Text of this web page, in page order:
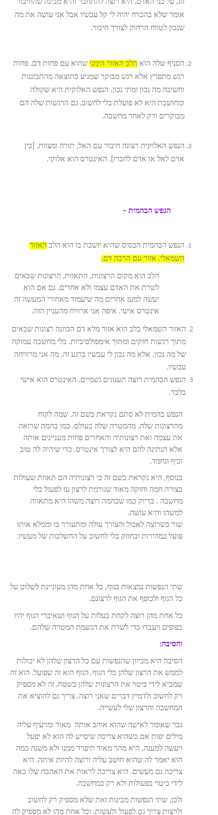
זוג, על בני האדם. היא רוצה להתחבר והיא מבינה שהחיבור
אומר שלא בהכרח יהיה לי קל עכשיו אבל אני עושה את מה
שנכון לטווח הרחוק לצורך חיבור.
הסניף שלה הוא הלב האזור הימני שהוא עם פחות דם. פחות
רגש מתפרץ אלא רגש מבוקר שמגיע כתוצאה מהתבוננות
וחשיבה מה נכון ומתי נכון. הנפש האלוקית היא שקולה
ומחושבת היא לא פועלת בלי לחשוב. גם הרגשות שלה הם
מבוקרים ורק לאחר מחשבה.
הנפש האלוקית רצונה חיבור עם האל, תורה ומצוות. [בין
אדם לאל או אדם לחברו]. האינטרס הוא אלוקי.
הנפש הבהמית –
הנפש הבהמית הבסיס שהיא יושבת בו הוא הלב האזור
השמאלי. אזור עם הרבה דם.
הלב הוא מקום הרצונות, התאוות, הרצונות שבאים
לשרת את האדם עצמו ולא אחרים. גם אם הוא
יעשה למען אחרים מה שיעמוד מאחורי המעשה זה
אינטרס אישי. איפה אני ארוויח מהעניין הזה.
האזור השמאלי בלב הוא אזור מלא דם הכוונה רצונות שבאים
מתוך רגשות חזקים ומתוך אימפולסיביות. בלי מחשבה עמוקה
של מה נכון. אלא מה נכון לי עכשיו ברגע זה. מה אני מרוויחה
עכשיו.
הנפש הבהמית רוצה תענוגים גשמיים. האינטרס הוא אישי
בלבד.
הנפש בהמית לא סתם נקראת בשם זה. שמה לקוח
מהרצונות שלה. מהמטרה שלה בעולם. כמו בהמה שרואה
את עצמה ואת רצונותיה והאחרים פחות מעניינים אותה
אלא הנתינה להם היא לצורך אינטרס. כדי שיהיה לה טוב
וכיף ונחמד.
בנוסף, היא נקראת בשם זה כי רצונותיה הם תאוות שעולות
בצורה חמה וחזקה מאוד שגורמת לרצון עז לפעול בלי
מחשבה . בדיוק כמו שבהמה רוצה משהו היא מתאווה
למשהו והיא עושה.
שור כשרוצה לאכול והצורך עולה ומתעורר בו וממלא אותו
פועל במהירות ובחוזק בלי לחשוב על ההשלכות של מעשיו.
שתי הנפשות נמצאות בגוף, כל אחת מהן מעוניינת לשלוט על
כל הגוף ולכופף את הגוף לרצונם.
כל אחת מהן רוצה לקחת בעלות על הגוף ושאיברי הגוף יהיו
כפופים ויעבדו כדי לשרת את הגשמת המטרה שלהם.
והסיבה:
הסיבה היא מכיוון שהנפשות עם כל הרצון שלהן לא יכולות
לממש את הרצון שלהן בלי הגוף. הגוף הוא זה שפועל. הוא זה
שמביא לידי ביטוי את הרצונות שלהן בשטח. זה לא מספיק
רק לחשוב ולדמיין דברים שאני רוצה. צריך גם להוציא את
המחשבה והרצון שלי לעשייה.
גבר שאומר לאישה שהוא אוהב אותה מאוד ומרעיף עליה
מילים יפות אם כשהיא צריכה שיסייע לה הוא לא יפעל
ויעשה למענה, היא מהר מאוד תיפרד ממנו ולא משנה כמה
הוא יאמר לה שהוא חושב עליה ורוצה להיות איתה. היא
צריכה גם מעשים. היא צריכה לראות את האהבה שלו באה
לידי ביטוי בפעולות ולא רק במחשבה.
ולכן, שתי הנפשות מבינות זאת שלא מספיק רק לחשוב
ולרצות צריך גם לפעול ולעשות. וכל אחת מהן לא מספיק לה